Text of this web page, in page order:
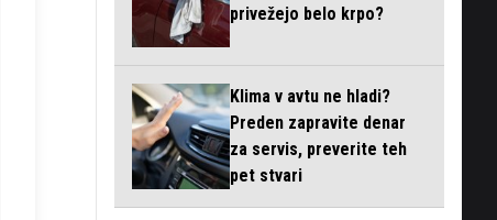
privežejo belo krpo?
Klima v avtu ne hladi?
Preden zapravite denar
za servis, preverite teh
pet stvari